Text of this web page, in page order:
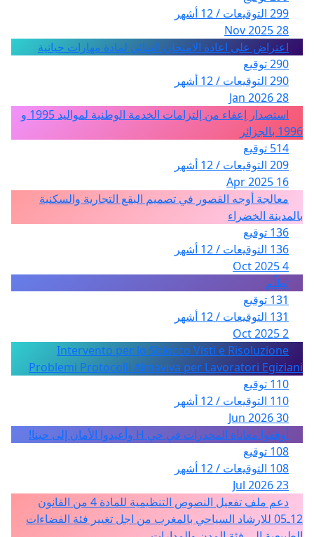
299 التوقيعات / 12 أشهر
28 Nov 2025
اعتراض على اعادة الامتحان النهائي لمادة مهارات حياتية
290 توقيع
290 التوقيعات / 12 أشهر
28 Jan 2026
استصدار إعفاء من إلتزامات الخدمة الوطنية لمواليد 1995 و
1996 بالجزائر
514 توقيع
209 التوقيعات / 12 أشهر
16 Apr 2025
معالجة أوجه القصور في تصميم البقع التجارية والسكنية
بالمدينة الخضراء
136 توقيع
136 التوقيعات / 12 أشهر
4 Oct 2025
تظلّم
131 توقيع
131 التوقيعات / 12 أشهر
2 Oct 2025
Intervento per lo Sblocco Visti e Risoluzione
Problemi Protocolli Almaviva per Lavoratori Egiziani
110 توقيع
110 التوقيعات / 12 أشهر
30 Jun 2026
أوقفوا معاناة المخدرات في حي H وأعيدوا الأمان إلى حينا!
108 توقيع
108 التوقيعات / 12 أشهر
23 Jul 2026
دعم ملف تفعيل النصوص التنظيمية للمادة 4 من القانون
12ـ05 للارشاد السياحي بالمغرب من اجل تغيير فئة الفضاءات